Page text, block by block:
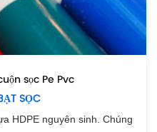
sọc Pe Pvc
SỌC
HDPE nguyên sinh. Chúng